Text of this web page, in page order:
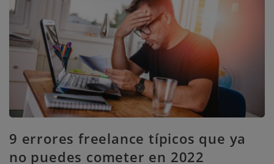
9 errores freelance típicos que ya
no puedes cometer en 2022